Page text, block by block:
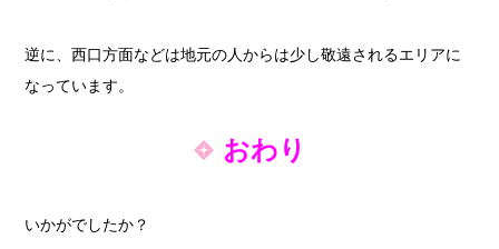
逆に、西口方面などは地元の人からは少し敬遠されるエリアに
なっています。
おわり
いかがでしたか？